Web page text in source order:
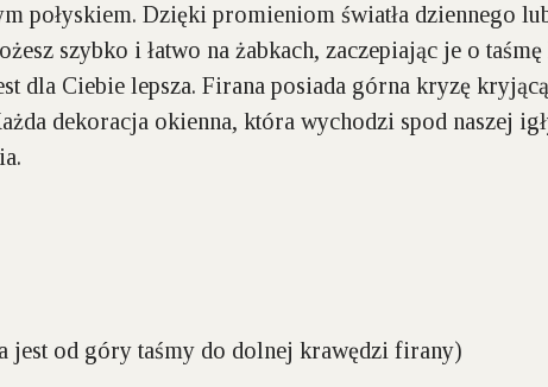
połyskiem. Dzięki promieniom światła dziennego
szybko i łatwo na żabkach, zaczepiając je o
dla Ciebie lepsza. Firana posiada górna kryzę kryjącą
dekoracja okienna, która wychodzi spod naszej
jest od góry taśmy do dolnej krawędzi firany)